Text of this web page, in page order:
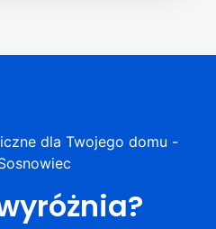
dla Twojego domu -